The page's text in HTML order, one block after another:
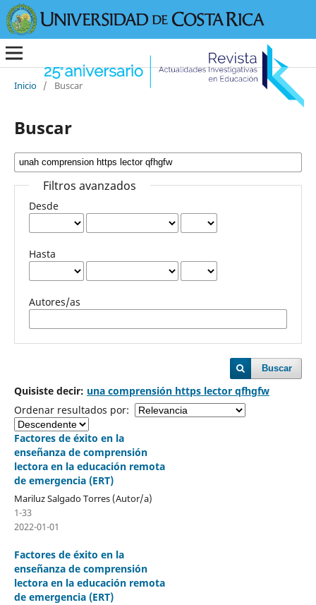
Inicio / Buscar
Buscar
Filtros avanzados
Desde
Hasta
Autores/as
Buscar
Quisiste decir: una comprensión https lector qfhgfw
Ordenar resultados por:
Factores de éxito en la
enseñanza de comprensión
lectora en la educación remota
de emergencia (ERT)
Mariluz Salgado Torres (Autor/a)
1-33
2022-01-01
Factores de éxito en la
enseñanza de comprensión
lectora en la educación remota
de emergencia (ERT)